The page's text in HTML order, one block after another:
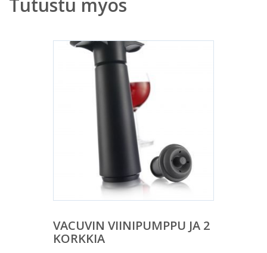
VACUVIN VIINIPUMPPU JA 2
KORKKIA